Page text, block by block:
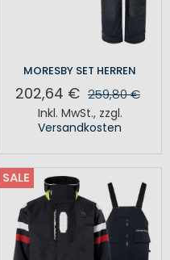
MORESBY SET HERREN
202,64 € 259,80 €
Inkl. MwSt., zzgl.
Versandkosten
SALE